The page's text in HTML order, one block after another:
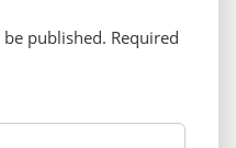
published. Required